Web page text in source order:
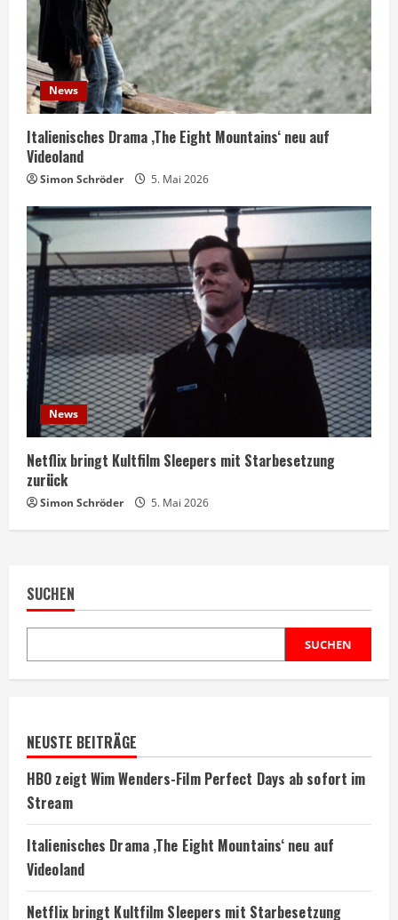
News
Italienisches Drama ‚The Eight Mountains‘ neu auf
Videoland
Simon Schröder 5. Mai 2026
News
Netflix bringt Kultfilm Sleepers mit Starbesetzung
zurück
Simon Schröder 5. Mai 2026
SUCHEN
SUCHEN
NEUSTE BEITRÄGE
HBO zeigt Wim Wenders-Film Perfect Days ab sofort im
Stream
Italienisches Drama ‚The Eight Mountains‘ neu auf
Videoland
Netflix bringt Kultfilm Sleepers mit Starbesetzung